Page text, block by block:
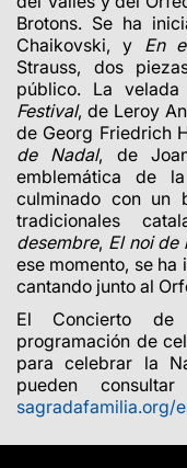
Brotons. Se ha
Chaikovski, y En
Strauss, dos
público. La
Festival, de Leroy
de Georg Friedrich
de Nadal, de
emblemática de
culminado con un
tradicionales
desembre, El noi de
ese momento, se
cantando junto al
El Concierto
programación de
para celebrar la
pueden
sagradafamilia.org/